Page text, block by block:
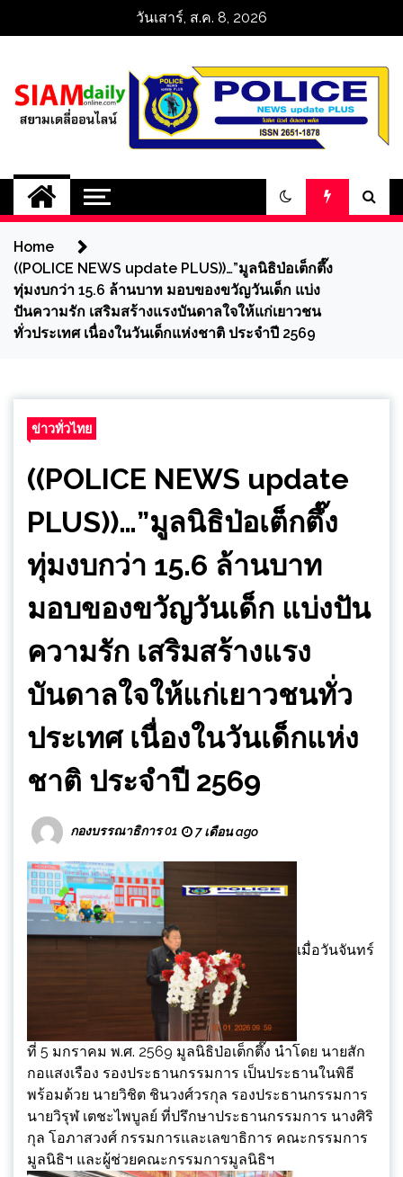
วันเสาร์, ส.ค. 8, 2026
สยามเดลี่ออนไลน์
SiamDailyOnline
Home
((POLICE NEWS update PLUS))…”มูลนิธิป่อเต็กตึ๊ง
ทุ่มงบกว่า 15.6 ล้านบาท มอบของขวัญวันเด็ก แบ่ง
ปันความรัก เสริมสร้างแรงบันดาลใจให้แก่เยาวชน
ทั่วประเทศ เนื่องในวันเด็กแห่งชาติ ประจำปี 2569
ข่าวทั่วไทย
((POLICE NEWS update
PLUS))…”มูลนิธิป่อเต็กตึ๊ง
ทุ่มงบกว่า 15.6 ล้านบาท
มอบของขวัญวันเด็ก แบ่งปัน
ความรัก เสริมสร้างแรง
บันดาลใจให้แก่เยาวชนทั่ว
ประเทศ เนื่องในวันเด็กแห่ง
ชาติ ประจำปี 2569
กองบรรณาธิการ 01 7 เดือน ago
เมื่อวันจันทร์
ที่ 5 มกราคม พ.ศ. 2569 มูลนิธิป่อเต็กตึ๊ง นำโดย นายสัก
กอแสงเรือง รองประธานกรรมการ เป็นประธานในพิธี
พร้อมด้วย นายวิชิต ชินวงศ์วรกุล รองประธานกรรมการ
นายวิรุฬ เตชะไพบูลย์ ที่ปรึกษาประธานกรรมการ นางศิริ
กุล โอภาสวงศ์ กรรมการและเลขาธิการ คณะกรรมการ
มูลนิธิฯ และผู้ช่วยคณะกรรมการมูลนิธิฯ